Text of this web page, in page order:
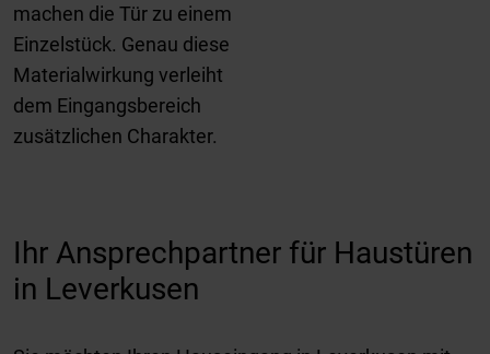
machen die Tür zu einem
Einzelstück. Genau diese
Materialwirkung verleiht
dem Eingangsbereich
zusätzlichen Charakter.
Ihr Ansprechpartner für Haustüren
in Leverkusen